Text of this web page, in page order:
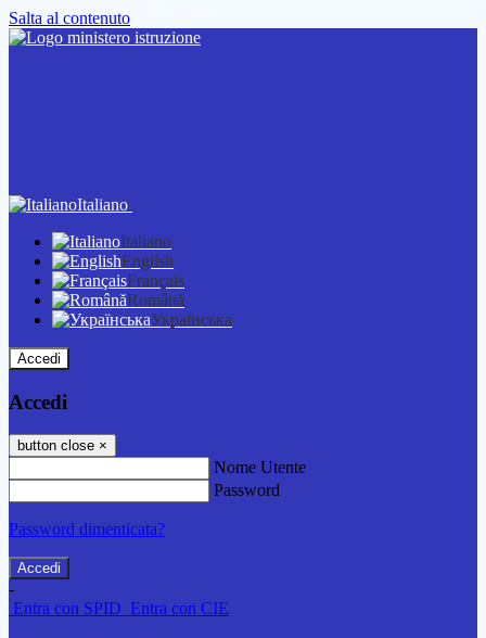
Salta al contenuto
Italiano
Italiano
English
Français
Română
Українська
Accedi
Accedi
button close ×
Nome Utente
Password
Password dimenticata?
-
Entra con SPID Entra con CIE